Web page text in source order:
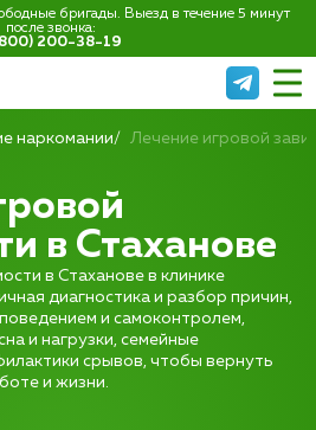
бригады. Выезд в течение 5 минут
после звонка:
200-38-19
наркомании Лечение игровой
в Стаханове
в Стаханове в клинике
диагностика и разбор причин,
и самоконтролем,
и нагрузки, семейные
срывов, чтобы вернуть
и жизни.